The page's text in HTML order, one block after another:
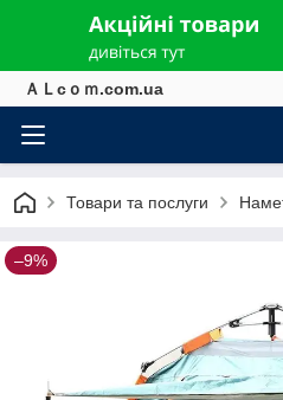
ＡＬcｏｍ.com.ua
Товари та послуги
–9%